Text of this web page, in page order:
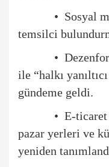
• Sosyal
temsilci
•
ile “halkı
gündeme geldi.
• E-
pazar yerleri ve
yeniden